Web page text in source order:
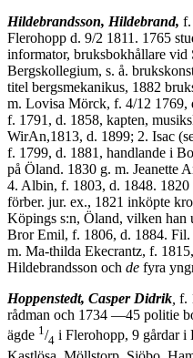
Hildebrandsson, Hildebrand, f.
Flerohopp d. 9/2 1811. 1765
informator, bruksbok­hållare vid
Bergskollegium, s. å.
titel bergsmekanikus, 1882
m. Lovisa Mörck, f. 4/12 1769,
f. 1791, d. 1858, kapten,
WirAn,1813, d. 1899; 2. Isac
f. 1799, d. 1881, handlande i
på Öland. 1830 g. m. Jeanette
4. Albin, f. 1803, d. 1848. 1820
förber. jur. ex., 1821 inköpte
Köpings s:n, Öland, vilken han
Bror Emil, f. 1806, d. 1884.
m. Ma-thilda Ekecrantz, f.
Hildebrandsson och de fyra
Hoppenstedt, Casper Didrik f.
rådman och 1734 —45 politie
ägde 1/4 i Flerohopp, 9 gårdar i